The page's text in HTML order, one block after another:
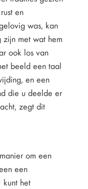
en
was, kan
met wat hem
ook los van
beeld een taal
en een
die u deelde er
zegt dit
om een
een
het